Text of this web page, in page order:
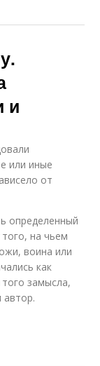
и
или иные
от
определенный
на чьем
воина или
как
замысла,
автор.